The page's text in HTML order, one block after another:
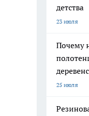
детства
23 июля
Почему
25 июля